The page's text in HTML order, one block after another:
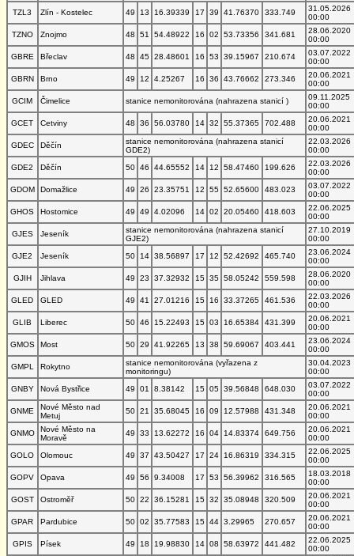
TZL3
Zlín - Kostelec 49 13 16.39339 17 39 41.76370 333.749
31.05.2026
00:00
TZNO
Znojmo 48 51 54.48922 16 02 53.73356 341.681
28.06.2020
00:00
GBRE
Břeclav 48 45 28.48601 16 53 39.15967 210.674
03.07.2022
00:00
GBRN
Brno 49 12 4.25267 16 36 43.76662 273.346
20.06.2021
00:00
GCIM
Čimelice stanice nemonitorována (nahrazena stanicí )
09.11.2025
00:00
GCET
Cetviny 48 36 56.03780 14 32 55.37365 702.488
20.06.2021
00:00
GDEC
Děčín
stanice nemonitorována (nahrazena stanicí
GDE2)
22.03.2026
00:00
GDE2
Děčín 50 46 44.65552 14 12 58.47460 199.626
22.03.2026
00:00
GDOM
Domažlice 49 26 23.35751 12 55 52.65600 483.023
03.07.2022
00:00
GHOS
Hostomice 49 49 4.02096 14 02 20.05460 418.603
22.06.2025
00:00
GJES
Jeseník
stanice nemonitorována (nahrazena stanicí
GJE2)
27.10.2019
00:00
GJE2
Jeseník 50 14 38.56897 17 12 52.42692 465.740
23.06.2024
00:00
GJIH
Jihlava 49 23 37.32932 15 35 58.05242 559.598
28.06.2020
00:00
GLED
GLED 49 41 27.01216 15 16 33.37265 461.536
22.03.2026
00:00
GLIB
Liberec 50 46 15.22493 15 03 16.65384 431.399
20.06.2021
00:00
GMOS
Most 50 29 41.92265 13 38 59.69067 403.441
23.06.2024
00:00
GMPL
Rokytno
stanice nemonitorována (vyřazena z
monitoringu)
30.04.2023
00:00
GNBY
Nová Bystřice 49 01 8.38142 15 05 39.56848 648.030
03.07.2022
00:00
GNME
Nové Město nad
Metuj
50 21 35.68045 16 09 12.57988 431.348
20.06.2021
00:00
GNMO
Nové Město na
Moravě
49 33 13.62272 16 04 14.83374 649.756
20.06.2021
00:00
GOLO
Olomouc 49 37 43.50427 17 24 16.86319 334.315
22.06.2025
00:00
GOPV
Opava 49 56 9.34008 17 53 56.39962 316.565
18.03.2018
00:00
GOST
Ostroměř 50 22 36.15281 15 32 35.08948 320.509
20.06.2021
00:00
GPAR
Pardubice 50 02 35.77583 15 44 3.29965 270.657
20.06.2021
00:00
GPIS
Písek 49 18 19.98830 14 08 58.63972 441.482
22.06.2025
00:00